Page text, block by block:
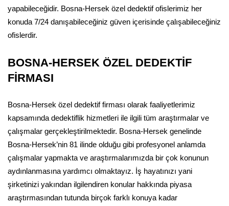
yapabileceğidir. Bosna-Hersek özel dedektif ofislerimiz her
konuda 7/24 danışabileceğiniz güven içerisinde çalışabileceğiniz
ofislerdir.
BOSNA-HERSEK ÖZEL DEDEKTİF
FİRMASI
Bosna-Hersek özel dedektif firması olarak faaliyetlerimiz
kapsamında dedektiflik hizmetleri ile ilgili tüm araştırmalar ve
çalışmalar gerçekleştirilmektedir. Bosna-Hersek genelinde
Bosna-Hersek’nin 81 ilinde olduğu gibi profesyonel anlamda
çalışmalar yapmakta ve araştırmalarımızda bir çok konunun
aydınlanmasına yardımcı olmaktayız. İş hayatınızı yani
şirketinizi yakından ilgilendiren konular hakkında piyasa
araştırmasından tutunda birçok farklı konuya kadar